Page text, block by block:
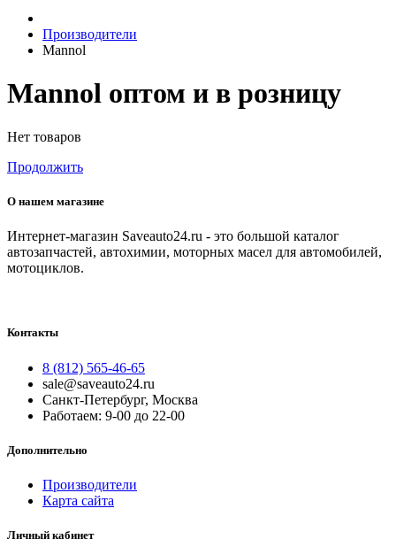
Производители
Mannol
Mannol оптом и в розницу
Нет товаров
Продолжить
О нашем магазине
Интернет-магазин Saveauto24.ru - это большой каталог
автозапчастей, автохимии, моторных масел для автомобилей,
мотоциклов.
Контакты
8 (812) 565-46-65
sale@saveauto24.ru
Санкт-Петербург, Москва
Работаем: 9-00 до 22-00
Дополнительно
Производители
Карта сайта
Личный кабинет